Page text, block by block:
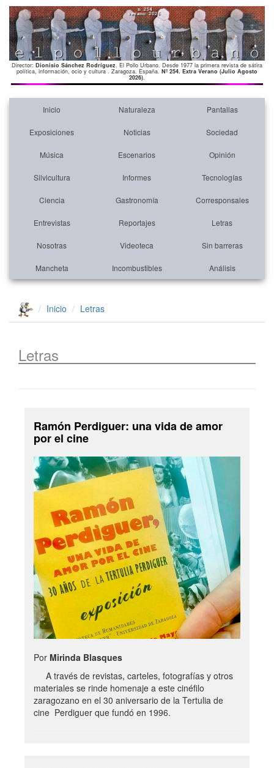
Director: Dionisio Sánchez Rodríguez. El Pollo Urbano. Desde 1977 la primera revista de sátira
política, información, ocio y cultura . Zaragoza. España. Nº 254. Extra Verano (Julio Agosto
2026).
Inicio Naturaleza Pantallas
Exposiciones Noticias Sociedad
Música Escenarios Opinión
Silvicultura Informes Tecnologías
Ciencia Gastronomía Corresponsales
Entrevistas Reportajes Letras
Nosotras Videoteca Sin barreras
Mancheta Incombustibles Análisis
Inicio Letras
Letras
Ramón Perdiguer: una vida de amor
por el cine
Por Mirinda Blasques
A través de revistas, carteles, fotografías y otros
materiales se rinde homenaje a este cinéfilo
zaragozano en el 30 aniversario de la Tertulia de
cine Perdiguer que fundó en 1996.